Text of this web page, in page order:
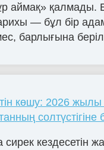
аймақ» қалмады.
— бұл бір
барлығына
көшу: 2026 жылы
сирек кездесетін